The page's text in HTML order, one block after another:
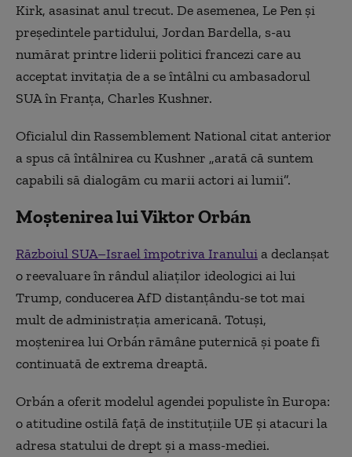
Kirk, asasinat anul trecut. De asemenea, Le Pen şi
preşedintele partidului, Jordan Bardella, s-au
numărat printre liderii politici francezi care au
acceptat invitaţia de a se întâlni cu ambasadorul
SUA în Franţa, Charles Kushner.
Oficialul din Rassemblement National citat anterior
a spus că întâlnirea cu Kushner „arată că suntem
capabili să dialogăm cu marii actori ai lumii”.
Moştenirea lui Viktor Orbán
Războiul SUA–Israel împotriva Iranuluia declanşat
o reevaluare în rândul aliaţilor ideologici ai lui
Trump, conducerea AfD distanţându-se tot mai
mult de administraţia americană. Totuşi,
moştenirea lui Orbán rămâne puternică şi poate fi
continuată de extrema dreaptă.
Orbán a oferit modelul agendei populiste în Europa:
o atitudine ostilă faţă de instituţiile UE şi atacuri la
adresa statului de drept şi a mass-mediei.